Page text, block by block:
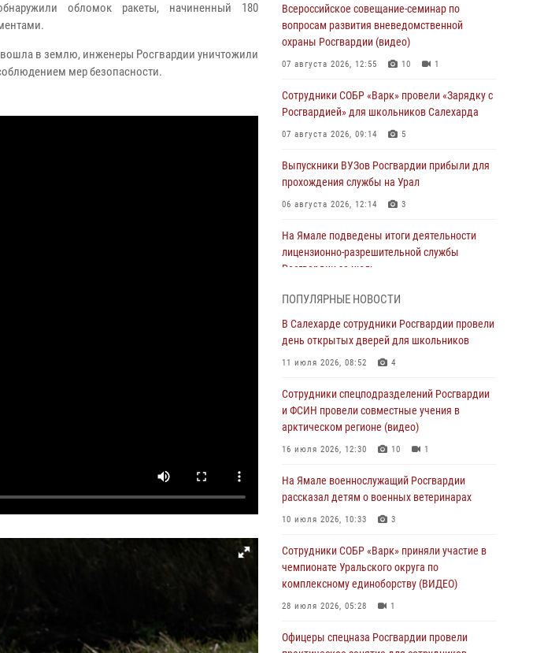
обломок ракеты, начиненный 180
вошла в землю, инженеры Росгвардии уничтожили
мер безопасности.
Всероссийское совещание-семинар по
вопросам развития вневедомственной
охраны Росгвардии (видео)
07 августа 2026, 12:55 10 1
Сотрудники СОБР «Варк» провели «Зарядку с
Росгвардией» для школьников Салехарда
07 августа 2026, 09:14 5
Выпускники ВУЗов Росгвардии прибыли для
прохождения службы на Урал
06 августа 2026, 12:14 3
На Ямале подведены итоги деятельности
лицензионно-разрешительной службы
Росгвардии за июль
Росгвардия обеспечила общественный
порядок в период празднования Дня ВДВ на
Генерал-полковник Юрий Аверин выступил на
Всероссийском молодёжном
образовательном форуме «Территория
03 августа 2026, 06:54 2
Директор Росгвардии Герой России генерал
специалистов подразделений тыла с
профессиональным праздником
01 августа 2026, 11:28
мастерство на Ямале
ПОПУЛЯРНЫЕ НОВОСТИ
В Салехарде сотрудники Росгвардии провели
день открытых дверей для школьников
11 июля 2026, 08:52 4
Сотрудники спецподразделений Росгвардии
и ФСИН провели совместные учения в
арктическом регионе (видео)
16 июля 2026, 12:30 10 1
На Ямале военнослужащий Росгвардии
рассказал детям о военных ветеринарах
10 июля 2026, 10:33 3
Сотрудники СОБР «Варк» приняли участие в
чемпионате Уральского округа по
комплексному единоборству (ВИДЕО)
28 июля 2026, 05:28 1
Офицеры спецназа Росгвардии провели